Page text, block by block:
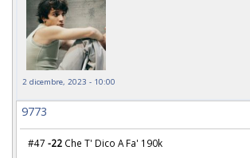
2 dicembre, 2023 - 10:00
9773
#47 -22 Che T' Dico A Fa' 190k